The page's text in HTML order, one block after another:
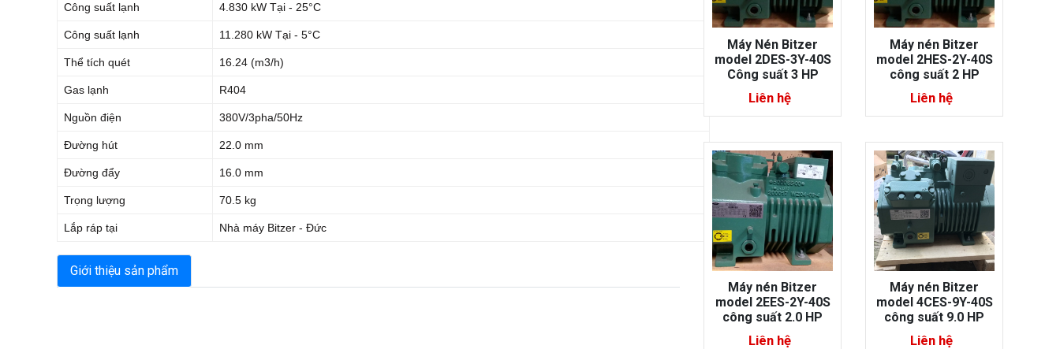
Công suất lạnh 4.830 kW Tại - 25°C
Công suất lạnh 11.280 kW Tại - 5°C
Thể tích quét 16.24 (m3/h)
Gas lạnh R404
Nguồn điện 380V/3pha/50Hz
Đường hút 22.0 mm
Đường đẩy 16.0 mm
Trọng lượng 70.5 kg
Lắp ráp tại Nhà máy Bitzer - Đức
Giới thiệu sản phẩm
Máy Nén Bitzer
model 2DES-3Y-40S
Công suất 3 HP
Liên hệ
Máy nén Bitzer
model 2HES-2Y-40S
công suất 2 HP
Liên hệ
Máy nén Bitzer
model 2EES-2Y-40S
công suất 2.0 HP
Liên hệ
Máy nén Bitzer
model 4CES-9Y-40S
công suất 9.0 HP
Liên hệ